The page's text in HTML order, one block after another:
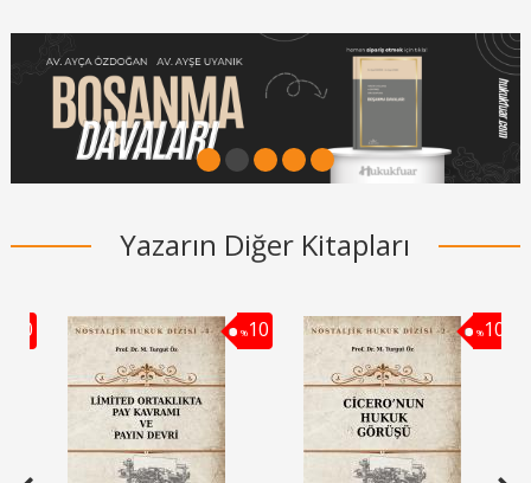
1 2 3 4 5
Yazarın Diğer Kitapları
10 %10 %10